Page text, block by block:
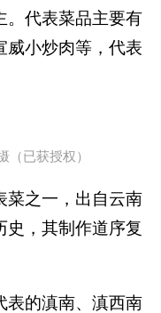
。代表菜品主要有
威小炒肉等，代表
已获授权）
菜之一，出自云南
史，其制作道序复
表的滇南、滇西南